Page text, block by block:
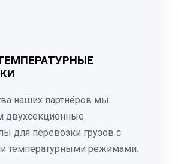
наших партнёров мы
двухсекционные
для перевозки грузов с
температурными режимами.